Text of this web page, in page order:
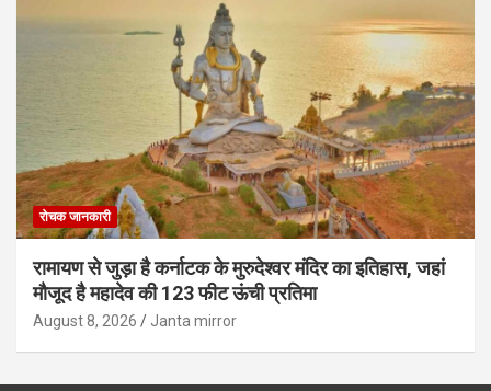
रोचक जानकारी
रामायण से जुड़ा है कर्नाटक के मुरुदेश्वर मंदिर का इतिहास, जहां
मौजूद है महादेव की 123 फीट ऊंची प्रतिमा
August 8, 2026 Janta mirror